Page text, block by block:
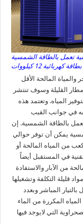
تعمل بالطاقة الشمسية
المالحة الأقل
القليلة وسوف تنتشر
المياه. وتعتمد هذه
في جوانب القبب
بالطاقة الشمسية. إن
يمكن أن توفر حوالي
المياه المكررة لكل 1000 متر مكعب من المياه المالحة أو
في المستقبل أيضاً
من الآبار والاستفادة
قليلة التكلفة وتشغيلها
المباشر وبعدد
المكررة من الماء
التي لايوجد فيها